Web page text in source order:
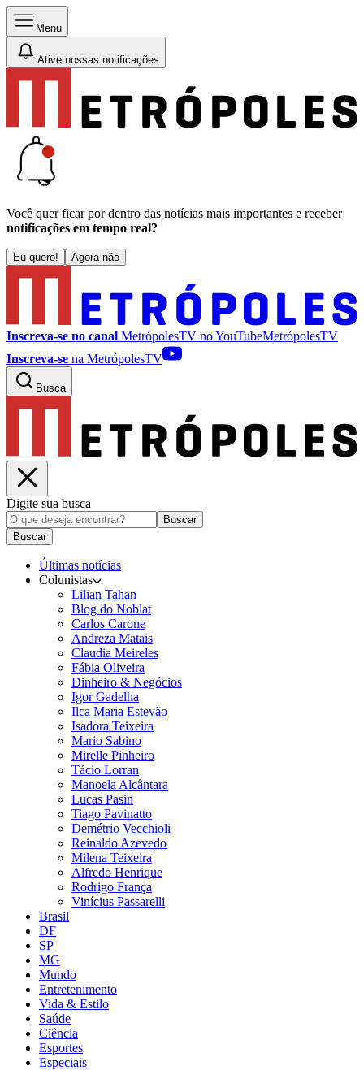
Menu
Ative nossas notificações
Você quer ficar por dentro das notícias mais importantes e receber
notificações em tempo real?
Eu quero! Agora não
Inscreva-se no canal MetrópolesTV noYouTubeMetrópolesTV
Inscreva-se na MetrópolesTV
Busca
Digite sua busca
Buscar
Buscar
Últimas notícias
Colunistas
Lilian Tahan
Blog do Noblat
Carlos Carone
Andreza Matais
Claudia Meireles
Fábia Oliveira
Dinheiro & Negócios
Igor Gadelha
Ilca Maria Estevão
Isadora Teixeira
Mario Sabino
Mirelle Pinheiro
Tácio Lorran
Manoela Alcântara
Lucas Pasin
Tiago Pavinatto
Demétrio Vecchioli
Reinaldo Azevedo
Milena Teixeira
Alfredo Henrique
Rodrigo França
Vinícius Passarelli
Brasil
DF
SP
MG
Mundo
Entretenimento
Vida & Estilo
Saúde
Ciência
Esportes
Especiais